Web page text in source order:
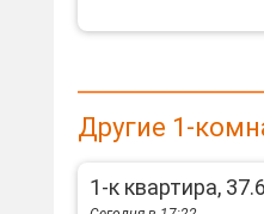
Другие 1-
1-к квартира,